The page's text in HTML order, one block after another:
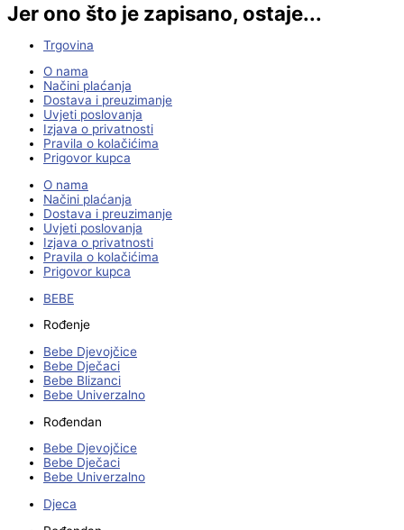
Jer ono što je zapisano, ostaje...
Trgovina
O nama
Načini plaćanja
Dostava i preuzimanje
Uvjeti poslovanja
Izjava o privatnosti
Pravila o kolačićima
Prigovor kupca
O nama
Načini plaćanja
Dostava i preuzimanje
Uvjeti poslovanja
Izjava o privatnosti
Pravila o kolačićima
Prigovor kupca
BEBE
Rođenje
Bebe Djevojčice
Bebe Dječaci
Bebe Blizanci
Bebe Univerzalno
Rođendan
Bebe Djevojčice
Bebe Dječaci
Bebe Univerzalno
Djeca